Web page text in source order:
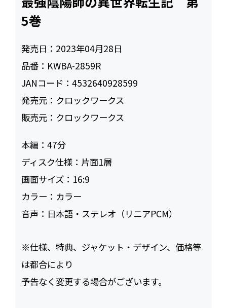
5巻
発売日： 2023年04月28日
品番： KWBA-2859R
JANコード：4532640928599
発売元： クロックワークス
販売元： クロックワークス
本編：47
ディスク仕様： 片面1層
画面サイズ： 16:9
カラー： カラー
音声： 日本語・ステレオ（リニアPCM）
※仕様、特典、ジャケット・デザイン、価格等
は都合により
予告なく変更する場合がございます。